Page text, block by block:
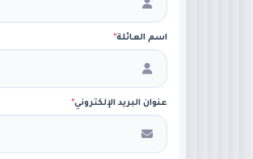
اسم العائلة*
عنوان البريد الإلكتروني*